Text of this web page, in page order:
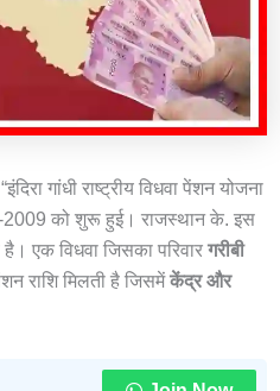
गांधी राष्ट्रीय विधवा पेंशन योजना
2009 को शुरू हुई। राजस्थान के. इस
एक विधवा जिसका परिवार गरीबी
राशि मिलती है जिसमेंकेंद्र और